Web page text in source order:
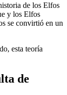
de los Elfos
y los Elfos
se convirtió en un
esta teoría
de